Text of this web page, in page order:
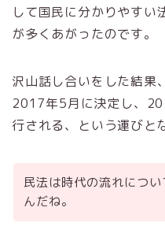
して国民に分かりやすい
が多くあがったのです。
沢山話し合いをした結果
2017年5月に決定し、
行される、という運びと
民法は時代の流れにつ
んだね。